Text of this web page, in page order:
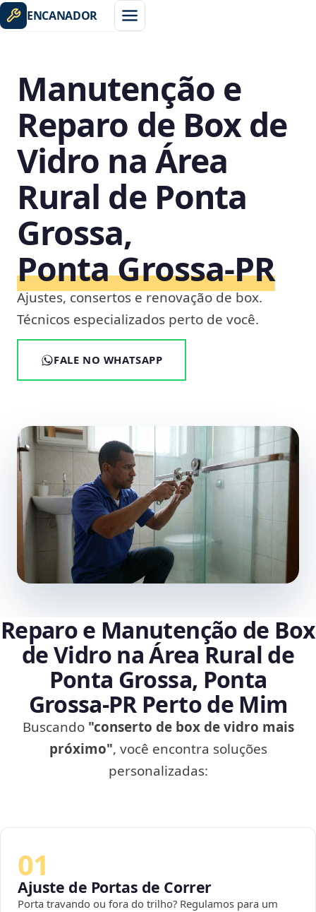
ENCANADOR
Manutenção e
Reparo de Box de
Vidro na Área
Rural de Ponta
Grossa,
Ponta Grossa‑PR
Ajustes, consertos e renovação de box.
Técnicos especializados perto de você.
FALE NO WHATSAPP
Reparo e Manutenção de Box
de Vidro na Área Rural de
Ponta Grossa, Ponta
Grossa‑PR Perto de Mim
Buscando "conserto de box de vidro mais
próximo", você encontra soluções
personalizadas:
01
Ajuste de Portas de Correr
Porta travando ou fora do trilho? Regulamos para um